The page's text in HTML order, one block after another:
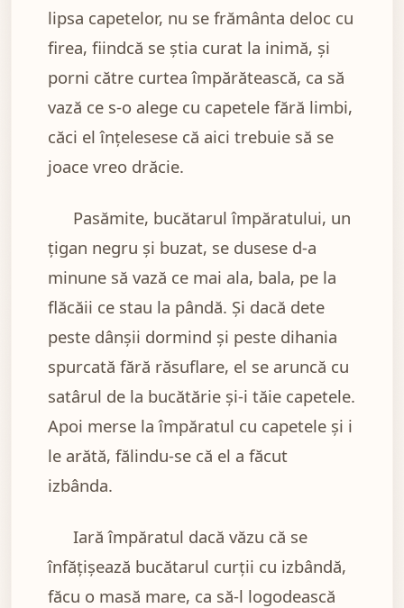
lipsa capetelor, nu se frământa deloc cu
firea, fiindcă se ştia curat la inimă, şi
porni către curtea împărătească, ca să
vază ce s-o alege cu capetele fără limbi,
căci el înţelesese că aici trebuie să se
joace vreo drăcie.
Pasămite, bucătarul împăratului, un
ţigan negru şi buzat, se dusese d-a
minune să vază ce mai ala, bala, pe la
flăcăii ce stau la pândă. Şi dacă dete
peste dânşii dormind şi peste dihania
spurcată fără răsuflare, el se aruncă cu
satârul de la bucătărie şi-i tăie capetele.
Apoi merse la împăratul cu capetele şi i
le arătă, fălindu-se că el a făcut
izbânda.
Iară împăratul dacă văzu că se
înfăţişează bucătarul curţii cu izbândă,
făcu o masă mare, ca să-l logodească